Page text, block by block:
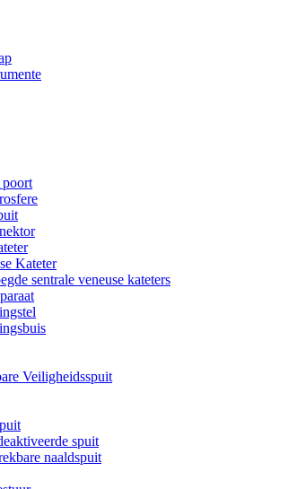
poort
Kateter
sentrale veneuse kateters
Veiligheidsspuit
spuit
naaldspuit